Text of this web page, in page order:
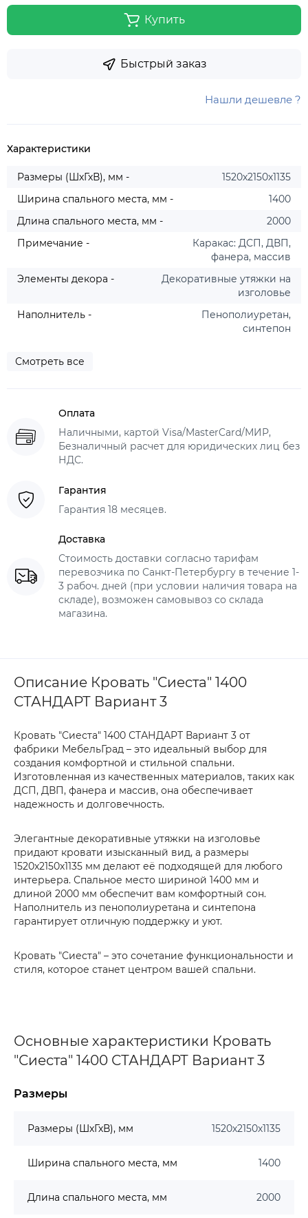
Купить
Быстрый заказ
Нашли дешевле ?
Характеристики
Размеры (ШхГхВ), мм -
1520х2150х1135
Ширина спального места, мм -
1400
Длина спального места, мм -
2000
Примечание -
Каракас: ДСП, ДВП,
фанера, массив
Элементы декора -
Декоративные утяжки на
изголовье
Наполнитель -
Пенополиуретан,
синтепон
Смотреть все
Оплата
Наличными, картой Visa/MasterCard/МИР,
Безналичный расчет для юридических лиц без
НДС.
Гарантия
Гарантия 18 месяцев.
Доставка
Стоимость доставки согласно тарифам
перевозчика по Санкт-Петербургу в течение 1-
3 рабоч. дней (при условии наличия товара на
складе), возможен самовывоз со склада
магазина.
Описание Кровать "Сиеста" 1400
СТАНДАРТ Вариант 3
Кровать "Сиеста" 1400 СТАНДАРТ Вариант 3 от
фабрики МебельГрад – это идеальный выбор для
создания комфортной и стильной спальни.
Изготовленная из качественных материалов, таких как
ДСП, ДВП, фанера и массив, она обеспечивает
надежность и долговечность.
Элегантные декоративные утяжки на изголовье
придают кровати изысканный вид, а размеры
1520х2150х1135 мм делают её подходящей для любого
интерьера. Спальное место шириной 1400 мм и
длиной 2000 мм обеспечит вам комфортный сон.
Наполнитель из пенополиуретана и синтепона
гарантирует отличную поддержку и уют.
Кровать "Сиеста" – это сочетание функциональности и
стиля, которое станет центром вашей спальни.
Основные характеристики Кровать
"Сиеста" 1400 СТАНДАРТ Вариант 3
Размеры
Размеры (ШхГхВ), мм 1520х2150х1135
Ширина спального места, мм 1400
Длина спального места, мм 2000